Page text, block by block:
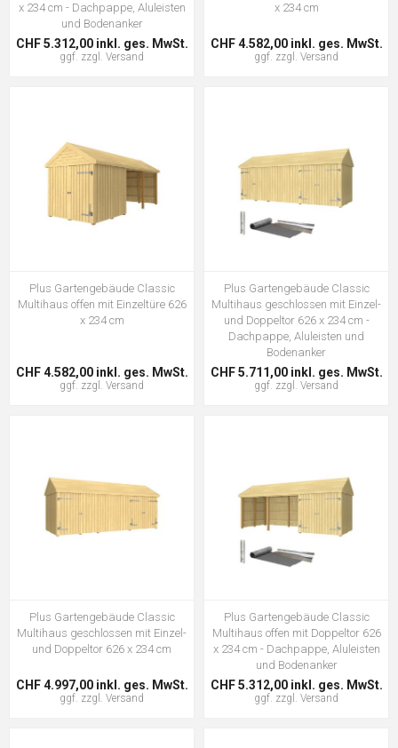
x 234 cm - Dachpappe, Aluleisten
und Bodenanker
CHF 5.312,00 inkl. ges. MwSt.
ggf. zzgl. Versand
x 234 cm
CHF 4.582,00 inkl. ges. MwSt.
ggf. zzgl. Versand
Plus Gartengebäude Classic
Multihaus offen mit Einzeltüre 626
x 234 cm
CHF 4.582,00 inkl. ges. MwSt.
ggf. zzgl. Versand
Plus Gartengebäude Classic
Multihaus geschlossen mit Einzel-
und Doppeltor 626 x 234 cm -
Dachpappe, Aluleisten und
Bodenanker
CHF 5.711,00 inkl. ges. MwSt.
ggf. zzgl. Versand
Plus Gartengebäude Classic
Multihaus geschlossen mit Einzel-
und Doppeltor 626 x 234 cm
CHF 4.997,00 inkl. ges. MwSt.
ggf. zzgl. Versand
Plus Gartengebäude Classic
Multihaus offen mit Doppeltor 626
x 234 cm - Dachpappe, Aluleisten
und Bodenanker
CHF 5.312,00 inkl. ges. MwSt.
ggf. zzgl. Versand